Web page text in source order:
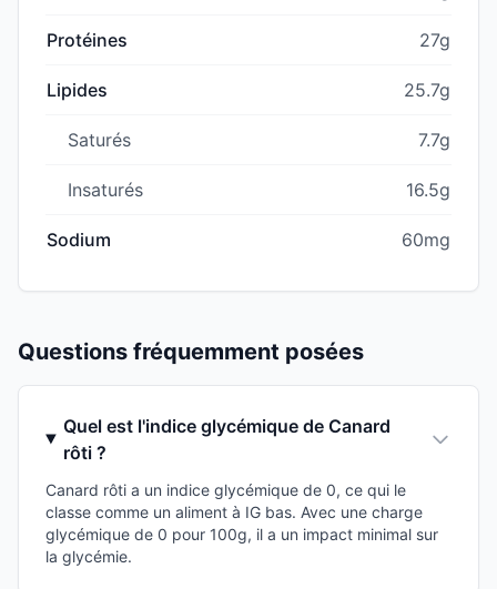
Protéines 27g
Lipides 25.7g
Saturés 7.7g
Insaturés 16.5g
Sodium 60mg
Questions fréquemment posées
Quel est l'indice glycémique de Canard
rôti ?
Canard rôti a un indice glycémique de 0, ce qui le
classe comme un aliment à IG bas. Avec une charge
glycémique de 0 pour 100g, il a un impact minimal sur
la glycémie.